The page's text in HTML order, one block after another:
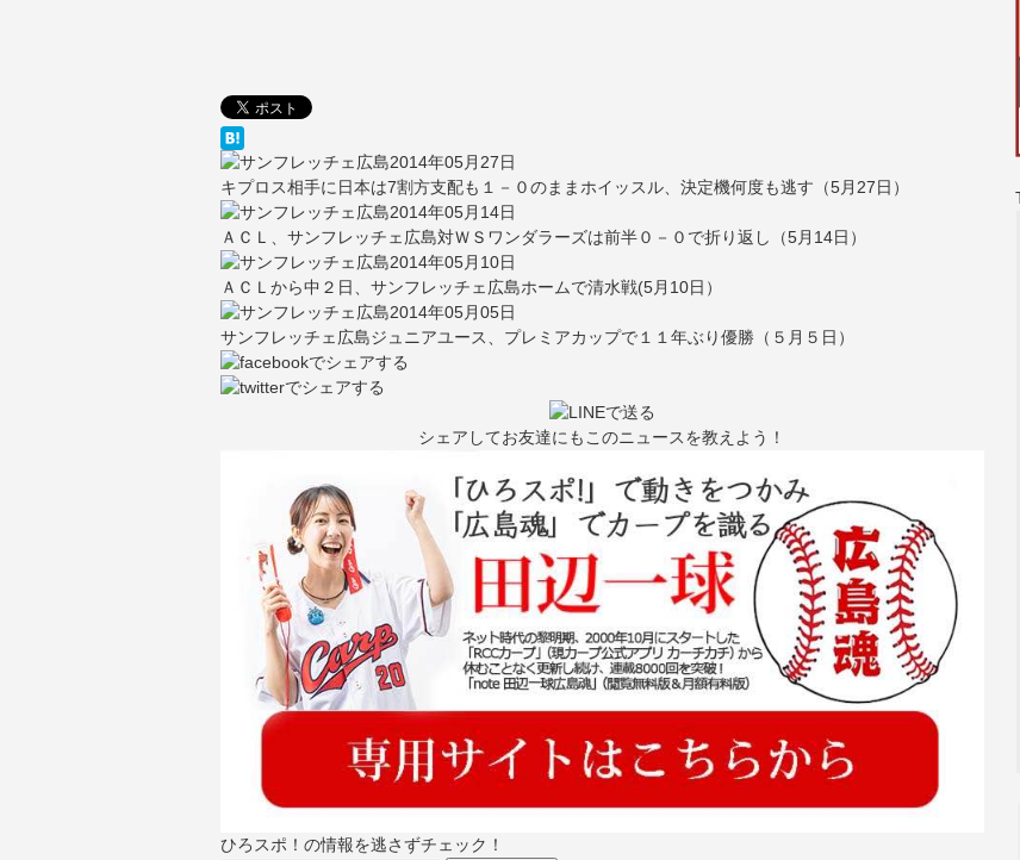
2014年05月27日
キプロス相手に日本は7割方支配も１－０のままホイッスル、決定機何度も逃す（5月27日）
2014年05月14日
ＡＣＬ、サンフレッチェ広島対ＷＳワンダラーズは前半０－０で折り返し（5月14日）
2014年05月10日
ＡＣＬから中２日、サンフレッチェ広島ホームで清水戦(5月10日）
2014年05月05日
サンフレッチェ広島ジュニアユース、プレミアカップで１１年ぶり優勝（５月５日）
シェアしてお友達にもこのニュースを教えよう！
ひろスポ！の情報を逃さずチェック！